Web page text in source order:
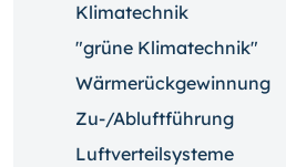
Klimatechnik
"grüne Klimatechnik"
Wärmerückgewinnung
Zu-/Abluftführung
Luftverteilsysteme